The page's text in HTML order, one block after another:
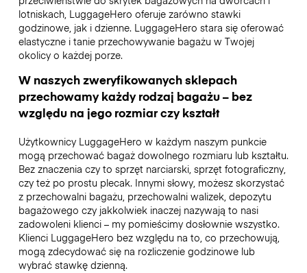
lotniskach, LuggageHero oferuje zarówno stawki
godzinowe, jak i dzienne. LuggageHero stara się oferować
elastyczne i tanie przechowywanie bagażu w Twojej
okolicy o każdej porze.
W naszych zweryfikowanych sklepach
przechowamy każdy rodzaj bagażu – bez
względu na jego rozmiar czy kształt
Użytkownicy LuggageHero w każdym naszym punkcie
mogą przechować bagaż dowolnego rozmiaru lub kształtu.
Bez znaczenia czy to sprzęt narciarski, sprzęt fotograficzny,
czy też po prostu plecak. Innymi słowy, możesz skorzystać
z przechowalni bagażu, przechowalni walizek, depozytu
bagażowego czy jakkolwiek inaczej nazywają to nasi
zadowoleni klienci – my pomieścimy dosłownie wszystko.
Klienci LuggageHero bez względu na to, co przechowują,
mogą zdecydować się na rozliczenie godzinowe lub
wybrać stawkę dzienną.